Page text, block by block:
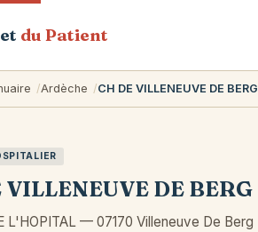
du Patient
Ardèche CH DE VILLENEUVE DE BERG
VILLENEUVE DE BERG
L'HOPITAL — 07170 Villeneuve De Berg